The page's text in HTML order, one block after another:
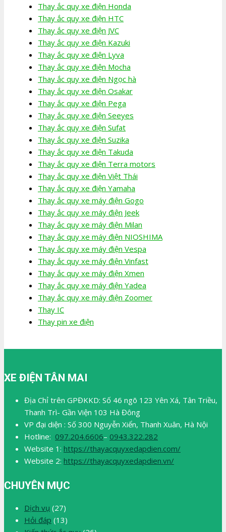
Thay ắc quy xe điện Honda
Thay ắc quy xe điện HTC
Thay ắc quy xe điện JVC
Thay ắc quy xe điện Kazuki
Thay ắc quy xe điện Lyva
Thay ắc quy xe điện Mocha
Thay ắc quy xe điện Ngọc hà
Thay ắc quy xe điện Osakar
Thay ắc quy xe điện Pega
Thay ắc quy xe điện Seeyes
Thay ắc quy xe điện Sufat
Thay ắc quy xe điện Suzika
Thay ắc quy xe điện Takuda
Thay ắc quy xe điện Terra motors
Thay ắc quy xe điện Việt Thái
Thay ắc quy xe điện Yamaha
Thay ắc quy xe máy điện Gogo
Thay ắc quy xe máy điện Jeek
Thay ắc quy xe máy điện Milan
Thay ắc quy xe máy điện NIOSHIMA
Thay ắc quy xe máy điện Vespa
Thay ắc quy xe máy điện Vinfast
Thay ắc quy xe máy điện Xmen
Thay ắc quy xe máy điện Yadea
Thay ắc quy xe máy điện Zoomer
Thay IC
Thay pin xe điện
XE ĐIỆN TÂN MAI
Địa Chỉ trên GPĐKKD: Số 46 ngõ 123 Yên Xá, Tân Triều,
Thanh Trì- Gần Viện 103 Hà Đông
VP đại diện : Số 300 Nguyễn Xiển, Thanh Xuân, Hà Nội
Hotline: 097.204.6606– 0943.322.282
Website 1: https://thayacquyxedapdien.com/
Website 2: https://thayacquyxedapdien.vn/
CHUYÊN MỤC
Dịch vụ (27)
Hỏi đáp (13)